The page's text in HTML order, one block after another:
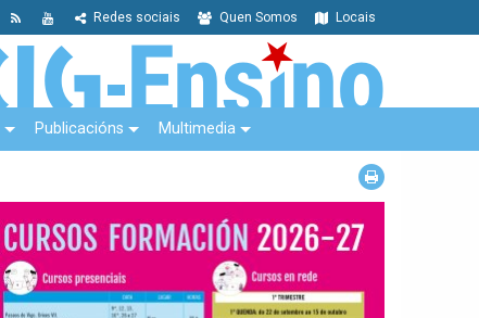
Locais
Quen Somos
Redes sociais
Publicacións Multimedia